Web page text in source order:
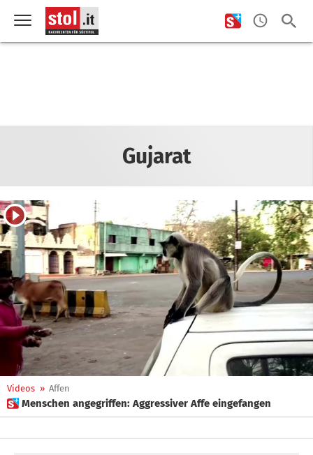
Gujarat
Videos » Affen
 Menschen angegriffen: Aggressiver Affe eingefangen